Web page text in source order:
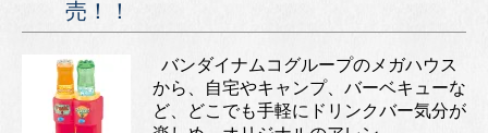
売！！
バンダイナムコグループのメガハウス
から、自宅やキャンプ、バーベキューな
ど、どこでも手軽にドリンクバー気分が